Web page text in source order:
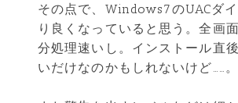
その点で、Windows7のUACダ
り良くなっていると思う。全画
分処理速いし。インストール直
いだけなのかもしれないけど……。